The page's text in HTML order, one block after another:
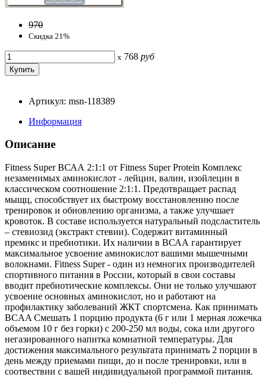
970
Скидка 21%
x 768 руб
Артикул: msn-118389
Информация
Описание
Fitness Super ВСАА 2:1:1 от Fitness Super Protein Комплекс
незаменимых аминокислот - лейцин, валин, изойлецин в
классическом соотношение 2:1:1. Предотвращает распад
мыщц, способствует их быстрому восстановлению после
тренировок и обновлению организма, а также улучшает
кровоток. В составе используется натуральный подсластитель
– стевиозид (экстракт стевии). Содержит витаминный
премикс и пребиотики. Их наличии в ВСАА гарантирует
максимальное усвоение аминокислот вашими мышечными
волокнами. Fitness Super - один из немногих производителей
спортивного питания в России, который в свои составы
вводит пребиотические комплексы. Они не только улучшают
усвоение основных аминокислот, но и работают на
профилактику заболеваний ЖКТ спортсмена. Как принимать
BCAA Смешать 1 порцию продукта (6 г или 1 мерная ложечка
объемом 10 г без горки) с 200-250 мл воды, сока или другого
негазированного напитка комнатной температуры. Для
достижения максимального результата принимать 2 порции в
день между приемами пищи, до и после тренировки, или в
соотвествии с вашей индивидуальной программой питания.